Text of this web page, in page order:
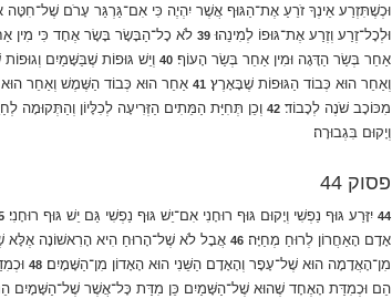
וּכְשֶׁתִּזְרַע אֵינְךָ זֹרֵעַ אֶת־הַגּוּף אֲשֶׁר יִהְיֶה כִּי אִם־גַּרְגַּר עָרֹם שֶׁל־חִטָּה
וּלְכָל־זֶרַע וְזֶרַע אֶת־גּוּפוֹ לְמִינֵהוּ׃39 לֹא כָל־הַבָּשָׂר בָּשָׂר אֶחָד כִּי מִין
אַחֵר בְּשַׂר הַדָּגָה וּמִין אַחֵר בְּשַׂר הָעוֹף׃40 וְיֵשׁ גּוּפוֹת שֶׁבַּשָּׁמַיִם
וְאַחֵר הוּא כְּבוֹד הַגּוּפוֹת שֶׁבָּאָרֶץ׃41 אַחֵר הוּא כְּבוֹד הַשֶּׁמֶשׁ וְאַחֵר הוּא
מִכּוֹכָב שֹׁנֶה לְכָבוֹד׃42 וְכֵן תְּחִיַּת הַמֵּתִים הַזְּרִיעָה לְכִלָּיוֹן וְהַתְּקוּמָה
וְיָקוּם בִּגְבוּרָה׃
פסוק 44
44 יִזָּרַע גּוּף נַפְשִׁי וְיָקוּם גּוּף רוּחָנִי אִם־יֵשׁ גּוּף נַפְשִׁי גַּם יֵשׁ גּוּף רוּחָנִי׃
אָדָם הָאַחֲרוֹן לְרוּחַ מְחַיָּה׃46 אֲבָל לֹא שֶׁל־הָרוּחַ הִיא הָרִאשׁוֹנָה אֶלָּא
מִן־הָאֲדָמָה הוּא שֶׁל־עָפָר וְהָאָדָם הַשֵּׁנִי הוּא הָאָדוֹן מִן־הַשָּׁמָיִם׃48
הֵם וּכְמִדַּת הָאֶחָד שֶׁהוּא שֶׁל־הַשָּׁמַיִם כֵּן מִדַּת כָּל־אֲשֶׁר שֶׁל־הַשָּׁמָיִם